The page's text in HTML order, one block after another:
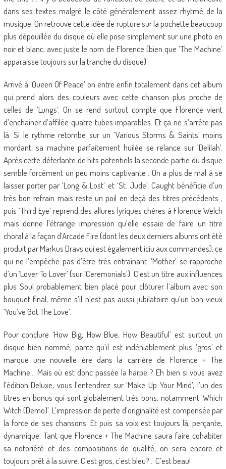
dans ses textes malgré le côté généralement assez rhytmé de la
musique. On retrouve cette idée de rupture sur la pochette beaucoup
plus dépouillée du disque où elle pose simplement sur une photo en
noir et blanc, avec juste le nom de Florence (bien que ‘The Machine’
apparaisse toujours sur la tranche du disque).
Arrivé à ‘Queen Of Peace’ on entre enfin totalement dans cet album
qui prend alors des couleurs avec cette chanson plus proche de
celles de ‘Lungs’. On se rend surtout compte que Florence vient
d’enchaîner d’affilée quatre tubes imparables. Et ça ne s’arrête pas
là. Si le rythme retombe sur un ‘Various Storms & Saints’ moins
mordant, sa machine parfaitement huilée se relance sur ‘Delilah’.
Après cette déferlante de hits potentiels la seconde partie du disque
semble forcément un peu moins captivante . On a plus de mal à se
laisser porter par ‘Long & Lost’ et ‘St. Jude’; Caught bénéficie d’un
très bon refrain mais reste un poil en deçà des titres précédents ;
puis ‘Third Eye’ reprend des allures lyriques chères à Florence Welch
mais donne l’étrange impression qu’elle essaie de faire un titre
choral à la façon d’Arcade Fire (dont les deux derniers albums ont été
produit par Markus Dravs qui est également iciu aux commandes), ce
qui ne l’empêche pas d’être très entraînant. ‘Mother’ se rapproche
d’un ‘Lover To Lover’ (sur ‘Ceremonials’). C’est un titre aux influences
plus Soul probablement bien placé pour clôturer l’album avec son
bouquet final, même s’il n’est pas aussi jubilatoire qu’un bon vieux
‘You’ve Got The Love’.
Pour conclure ‘How Big, How Blue, How Beautiful’ est surtout un
disque bien nommé, parce qu’il est indéniablement plus ‘gros’ et
marque une nouvelle ère dans la carrière de Florence + The
Machine… Mais où est donc passée la harpe ? Eh bien si vous avez
l’édition Deluxe, vous l’entendrez sur ‘Make Up Your Mind’, l’un des
titres en bonus qui sont globalement très bons, notamment ‘Which
Witch (Demo)’. L’impression de perte d’originalité est compensée par
la force de ses chansons. Et puis sa voix est toujours là, perçante,
dynamique. Tant que Florence + The Machine saura faire cohabiter
sa notoriété et des compositions de qualité, on sera encore et
toujours prêt à la suivre. C’est gros, c’est bleu?… C’est beau!